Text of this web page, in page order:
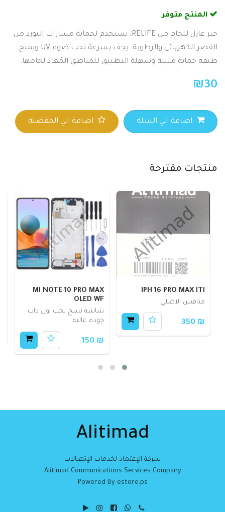
المنتج متوفر
حبر عازل للحام من RELIFE، يستخدم لحماية مسارات البورد من
القصر الكهربائي والرطوبة. يجف بسرعة تحت ضوء UV ويمنح
طبقة حماية متينة وسهلة التطبيق للمناطق المُعاد لحامها.
₪30
اضافة الي السلة اضافة الي المفضلة
منتجات مقترحة
IPH 16 PRO MAX ITI
منافس الاصلي
₪ 350
MI NOTE 10 PRO MAX
OLED WF
شاشه نسخ نخب اول ذات
جودة عاليه
₪ 150
Alitimad
شركة الإعتماد لخدمات الإتصالات
Alitimad Communications Services Company
Powered By estore.ps